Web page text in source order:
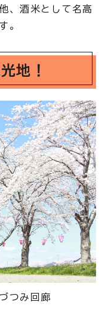
、酒米として名高
。
地！
つみ回廊